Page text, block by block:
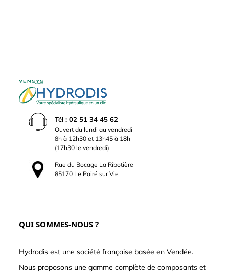
Tél : 02 51 34 45 62
Ouvert du lundi au vendredi
8h à 12h30 et 13h45 à 18h
(17h30 le vendredi)
Rue du Bocage La Ribotière
85170 Le Poiré sur Vie
QUI SOMMES-NOUS ?
Hydrodis est une société française basée en Vendée.
Nous proposons une gamme complète de composants et